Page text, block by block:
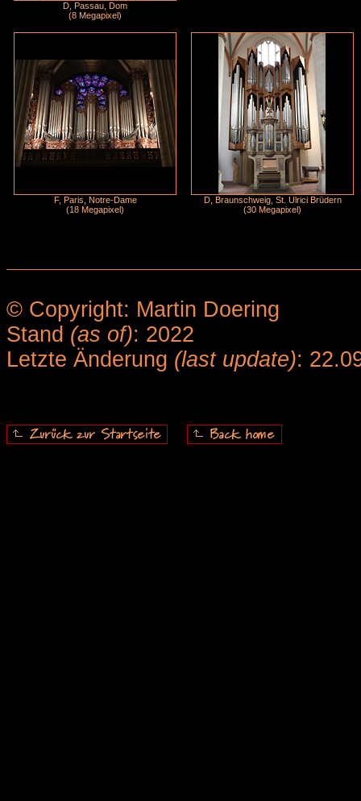
D, Passau, Dom
(8 Megapixel)
F, Paris, Notre-Dame
(18 Megapixel)
D, Braunschweig, St. Ulrici Brüdern
(30 Megapixel)
© Copyright: Martin Doering
Stand (as of): 2022
Letzte Änderung (last update):